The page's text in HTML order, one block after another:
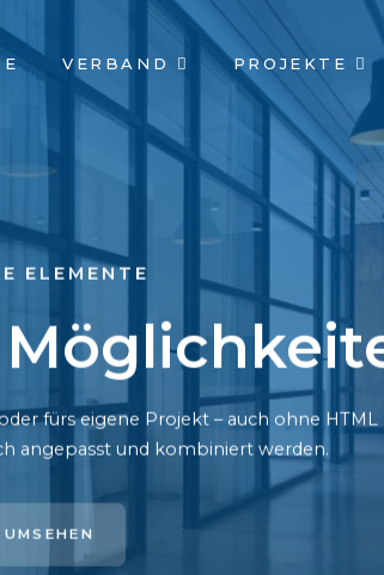
VERBAND PROJEKTE
ELEMENTE
fürs eigene Projekt – auch ohne HTML
angepasst und kombiniert werden.